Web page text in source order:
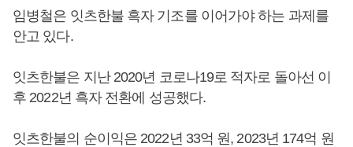
임병철은 잇츠한불 흑자 기조를 이어가야 하는 과제를
안고 있다.
잇츠한불은 지난 2020년 코로나19로 적자로 돌아선 이
후 2022년 흑자 전환에 성공했다.
잇츠한불의 순이익은 2022년 33억 원, 2023년 174억 원